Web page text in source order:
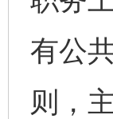
有公
则，